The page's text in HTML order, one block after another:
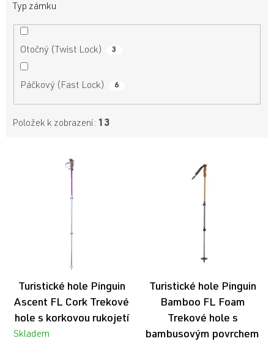
Typ zámku
Otočný (Twist Lock) 3
Páčkový (Fast Lock) 6
Položek k zobrazení: 13
Turistické hole Pinguin
Ascent FL Cork Trekové
hole s korkovou rukojetí
Skladem
Turistické hole Pinguin
Bamboo FL Foam
Trekové hole s
bambusovým povrchem